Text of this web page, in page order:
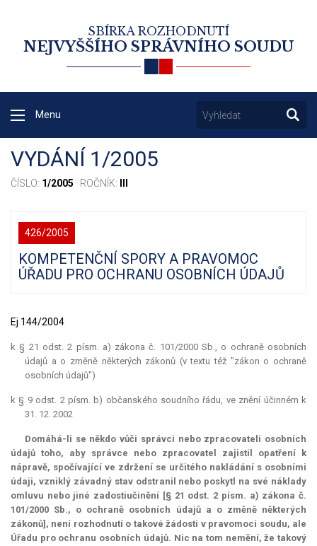
SBÍRKA ROZHODNUTÍ
NEJVYŠŠÍHO SPRÁVNÍHO SOUDU
Menu
VYDÁNÍ 1/2005
ČÍSLO: 1/2005 · ROČNÍK:
426/2005
KOMPETENČNÍ SPORY A PRAVOMOC
ÚŘADU PRO OCHRANU OSOBNÍCH ÚDAJŮ
Ej 144/2004
k § 21 odst. 2 písm. a) zákona č. 101/2000 Sb., o ochraně osobních
údajů a o změně některých zákonů (v textu též "zákon o ochraně
osobních údajů")
k § 9 odst. 2 písm. b) občanského soudního řádu, ve znění účinném k
31. 12. 2002
Domáhá-li se někdo vůči správci nebo zpracovateli osobních
údajů toho, aby správce nebo zpracovatel zajistil opatření k
nápravě, spočívající ve zdržení se určitého nakládání s osobními
údaji, vzniklý závadný stav odstranil nebo poskytl na své náklady
omluvu nebo jiné zadostiučinění [§ 21 odst. 2 písm. a) zákona č.
101/2000 Sb., o ochraně osobních údajů a o změně některých
zákonů], není rozhodnutí o takové žádosti v pravomoci soudu, ale
Úřadu pro ochranu osobních údajů. Nic na tom nemění, že takový